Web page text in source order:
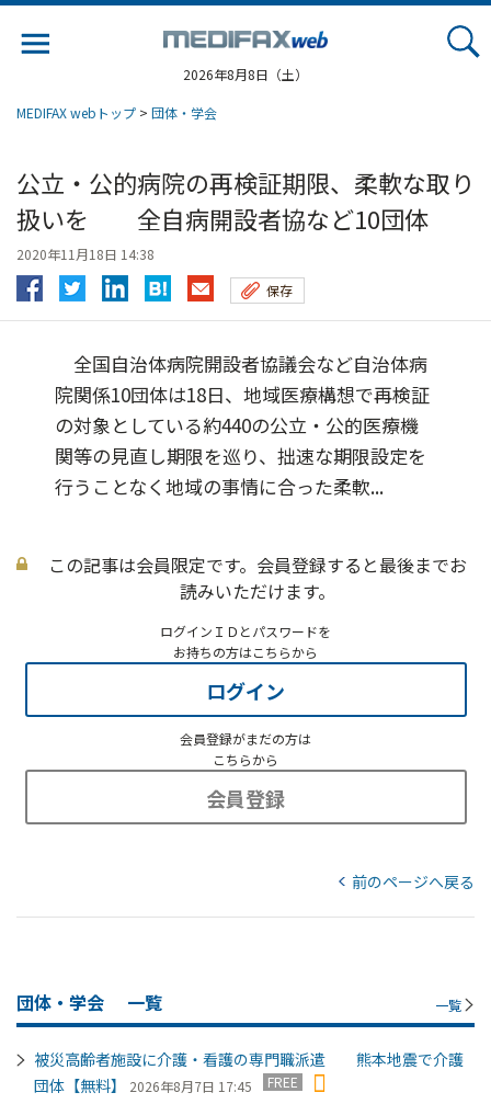
2026年8月8日（土）
MEDIFAX webトップ > 団体・学会
公立・公的病院の再検証期限、柔軟な取り
扱いを 全自病開設者協など10団体
2020年11月18日 14:38
保存
全国自治体病院開設者協議会など自治体病
院関係10団体は18日、地域医療構想で再検証
の対象としている約440の公立・公的医療機
関等の見直し期限を巡り、拙速な期限設定を
行うことなく地域の事情に合った柔軟...
この記事は会員限定です。会員登録すると最後までお
読みいただけます。
ログインＩＤとパスワードを
お持ちの方はこちらから
ログイン
会員登録がまだの方は
こちらから
会員登録
前のページへ戻る
団体・学会 一覧 一覧
被災高齢者施設に介護・看護の専門職派遣 熊本地震で介護
団体【無料】
2026年8月7日 17:45 FREE